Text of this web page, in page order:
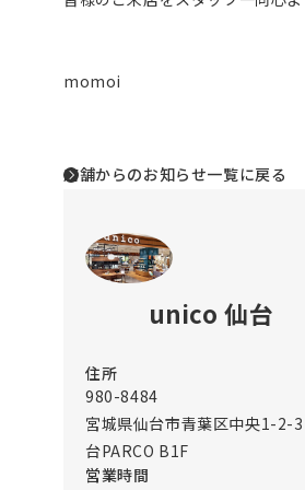
momoi
店舗からのお知らせ一覧に戻る
unico 仙台
住所
980-8484
宮城県仙台市青葉区中央1-2-
台PARCO B1F
営業時間